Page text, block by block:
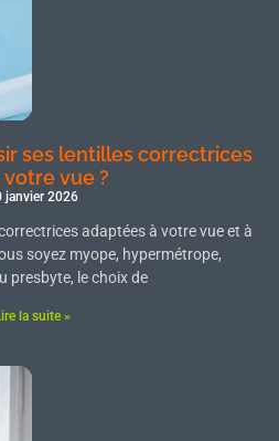
ses lentilles correctrices
vue ?
janvier 2026
adaptées à votre vue et à
soyez myope, hypermétrope,
presbyte, le choix de
la suite »